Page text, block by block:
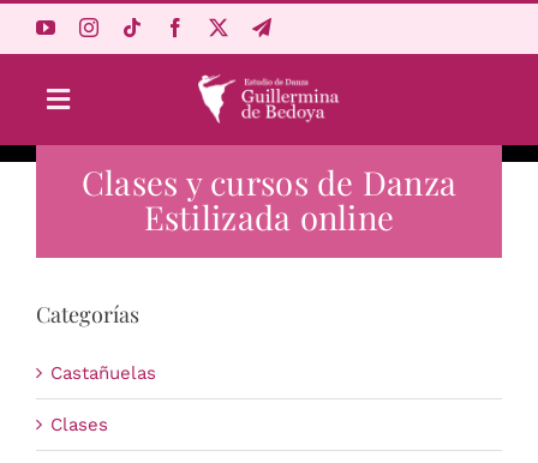
Toggle
Navigation
Aprende Online
Estudio
Clases y cursos de Danza
Estilizada online
Categorías
Castañuelas
Clases